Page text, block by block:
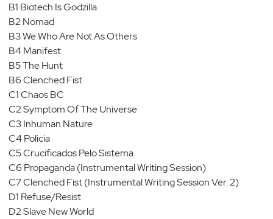
B1 Biotech Is Godzilla
B2 Nomad
B3 We Who Are Not As Others
B4 Manifest
B5 The Hunt
B6 Clenched Fist
C1 Chaos BC
C2 Symptom Of The Universe
C3 Inhuman Nature
C4 Policia
C5 Crucificados Pelo Sistema
C6 Propaganda (Instrumental Writing Session)
C7 Clenched Fist (Instrumental Writing Session Ver. 2)
D1 Refuse/Resist
D2 Slave New World